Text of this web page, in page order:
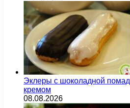
Эклеры с шоколадной
кремом
08.08.2026